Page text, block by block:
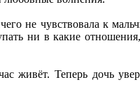
не чувствовала к
ни в какие
живёт. Теперь дочь